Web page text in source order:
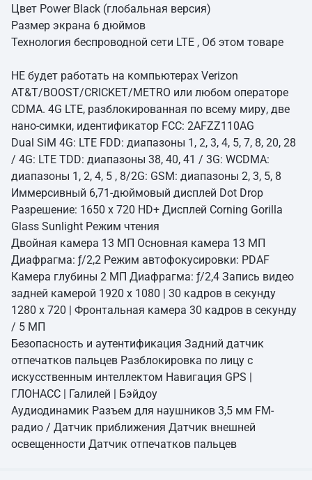
Цвет Power Black (глобальная версия)
Размер экрана 6 дюймов
Технология беспроводной сети LTE , Об этом товаре
НЕ будет работать на компьютерах Verizon
AT&T/BOOST/CRICKET/METRO или любом операторе
CDMA. 4G LTE, разблокированная по всему миру, две
нано-симки, идентификатор FCC: 2AFZZ110AG
Dual SiM 4G: LTE FDD: диапазоны 1, 2, 3, 4, 5, 7, 8, 20, 28
/ 4G: LTE TDD: диапазоны 38, 40, 41 / 3G: WCDMA:
диапазоны 1, 2, 4, 5 , 8/2G: GSM: диапазоны 2, 3, 5, 8
Иммерсивный 6,71-дюймовый дисплей Dot Drop
Разрешение: 1650 x 720 HD+ Дисплей Corning Gorilla
Glass Sunlight Режим чтения
Двойная камера 13 МП Основная камера 13 МП
Диафрагма: ƒ/2,2 Режим автофокусировки: PDAF
Камера глубины 2 МП Диафрагма: ƒ/2,4 Запись видео
задней камерой 1920 x 1080 | 30 кадров в секунду
1280 x 720 | Фронтальная камера 30 кадров в секунду
/ 5 МП
Безопасность и аутентификация Задний датчик
отпечатков пальцев Разблокировка по лицу с
искусственным интеллектом Навигация GPS |
ГЛОНАСС | Галилей | Бэйдоу
Аудиодинамик Разъем для наушников 3,5 мм FM-
радио / Датчик приближения Датчик внешней
освещенности Датчик отпечатков пальцев